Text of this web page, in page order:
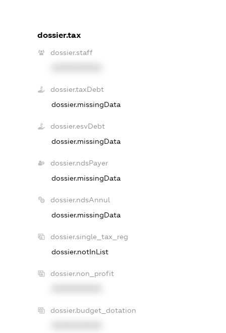
dossier.tax
dossier.staff
dossier.taxDebt
dossier.missingData
dossier.esvDebt
dossier.missingData
dossier.ndsPayer
dossier.missingData
dossier.ndsAnnul
dossier.missingData
dossier.single_tax_reg
dossier.notInList
dossier.non_profit
dossier.budget_dotation